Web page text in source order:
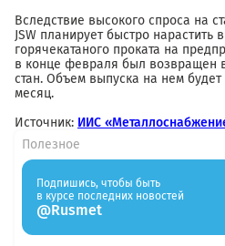
Вследствие высокого спроса на
JSW планирует быстро нарастить
горячекатаного проката на
в конце февраля был возвращен
стан. Объем выпуска на нем
месяц.
Источник: ИИС
Полезное
Подпишись, чтобы быть
в курсе последних новостей
@Rusmet